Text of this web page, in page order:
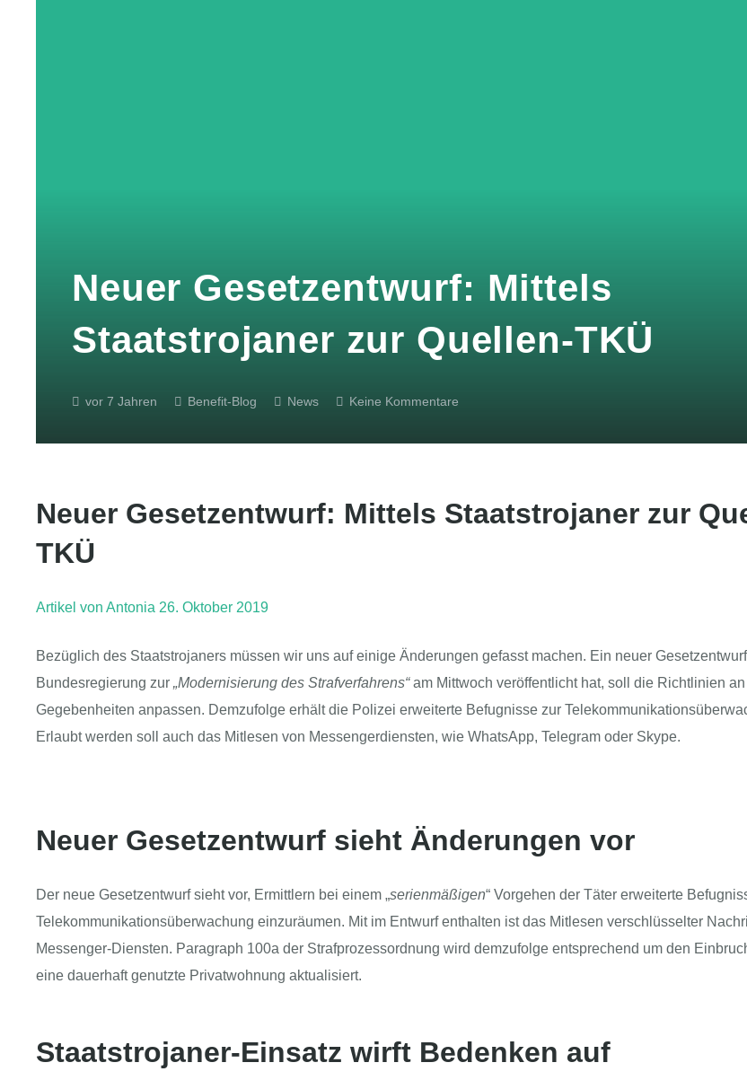
Neuer Gesetzentwurf: Mittels
Staatstrojaner zur Quellen-TKÜ
vor 7 Jahren Benefit-Blog News Keine Kommentare
Neuer Gesetzentwurf: Mittels Staatstrojaner zur
TKÜ
Artikel von Antonia 26. Oktober 2019
Bezüglich des Staatstrojaners müssen wir uns auf einige Änderungen gefasst machen. Ein neuer
Bundesregierung zur „Modernisierung des Strafverfahrens“am Mittwoch veröffentlicht hat, soll die Richtlinien
Gegebenheiten anpassen. Demzufolge erhält die Polizei erweiterte Befugnisse zur
Erlaubt werden soll auch das Mitlesen von Messengerdiensten, wie WhatsApp, Telegram oder Skype.
Neuer Gesetzentwurf sieht Änderungen vor
Der neue Gesetzentwurf sieht vor, Ermittlern bei einem „serienmäßigen“ Vorgehen der Täter erweiterte
Telekommunikationsüberwachung einzuräumen. Mit im Entwurf enthalten ist das Mitlesen verschlüsselter
Messenger-Diensten. Paragraph 100a der Strafprozessordnung wird demzufolge entsprechend um den
eine dauerhaft genutzte Privatwohnung aktualisiert.
Staatstrojaner-Einsatz wirft Bedenken auf